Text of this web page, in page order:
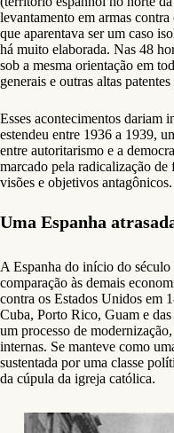
levantamento em armas
que aparentava ser um caso
há muito elaborada. Nas 48
sob a mesma orientação em
generais e outras altas
Esses acontecimentos dariam
estendeu entre 1936 a 1939,
entre autoritarismo e a
marcado pela radicalização
visões e objetivos antagônicos.
Uma Espanha
A Espanha do início do
comparação às demais
contra os Estados Unidos em
Cuba, Porto Rico, Guam e
um processo de
internas. Se manteve como
sustentada por uma classe
da cúpula da igreja católica.